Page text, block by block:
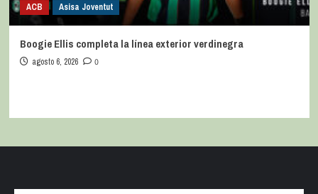
ACB Asisa Joventut
Boogie Ellis completa la línea exterior verdinegra
agosto 6, 2026 0